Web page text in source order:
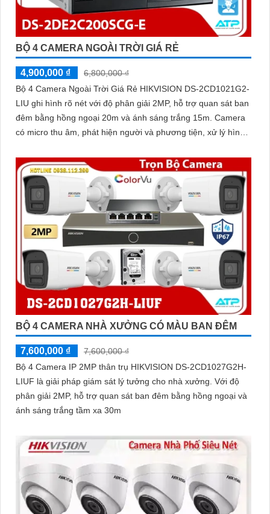
BỘ 4 CAMERA NGOÀI TRỜI GIÁ RẺ
4,900,000 ₫
6,800,000 ₫
Bộ 4 Camera Ngoài Trời Giá Rẻ HIKVISION DS-2CD1021G2-
LIU ghi hình rõ nét với độ phân giải 2MP, hỗ trợ quan sát ban
đêm bằng hồng ngoại 20m và ánh sáng trắng 15m. Camera
có micro thu âm, phát hiện người và phương tiện, xử lý hình
DNR
BỘ 4 CAMERA NHÀ XƯỞNG CÓ MÀU BAN ĐÊM
7,600,000 ₫
7,600,000 ₫
Bộ 4 Camera IP 2MP thân trụ HIKVISION DS-2CD1027G2H-
LIUF là giải pháp giám sát lý tưởng cho nhà xưởng. Với độ
phân giải 2MP, hỗ trợ quan sát ban đêm bằng hồng ngoại và
ánh sáng trắng tầm xa 30m